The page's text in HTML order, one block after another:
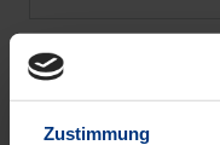
Zustimmung
Preisangaben inkl.